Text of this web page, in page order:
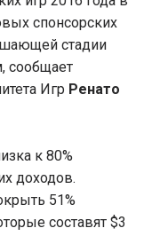
спонсорских
стадии
сообщает
Игр Ренато
к 80%
доходов.
51%
составят $3